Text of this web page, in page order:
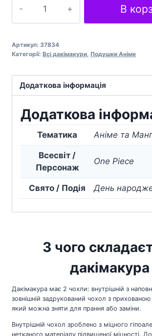
Ван
Піс
with
muscles
Piece
кількість
В
Артикул: 37834
Категорії: Всі дакімакури, Подушки Анiме
Додаткова інформація
Додаткова
Тематика Аніме та
Всесвіт /
Персонаж
One Piece
Свято / Подія День
З чого
дакімакура
Дакімакура має 2 чохли: внутрішній з
зовнішній задрукований чохол з
який можна зняти для прання або заміни.
Внутрішній чохол зроблено з міцного
нетканого матеріалу підвищеної міцності.